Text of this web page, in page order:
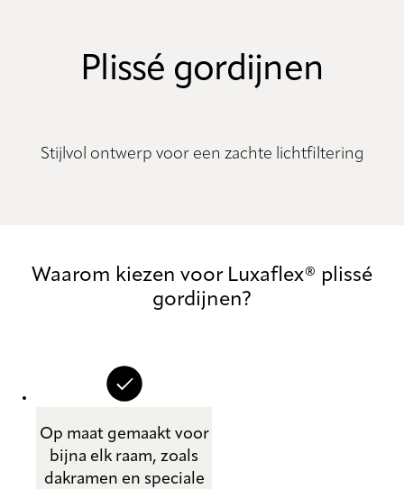
Plissé gordijnen
Stijlvol ontwerp voor een zachte lichtfiltering
Waarom kiezen voor Luxaflex® plissé
gordijnen?
Op maat gemaakt voor
bijna elk raam, zoals
dakramen en speciale